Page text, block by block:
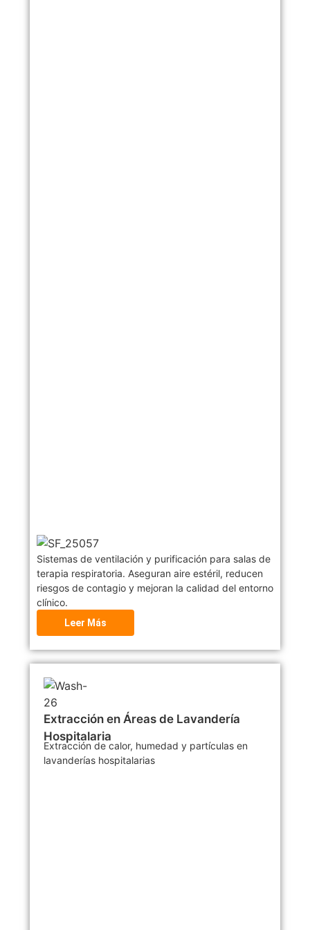
Sistemas de ventilación y purificación para salas de
terapia respiratoria. Aseguran aire estéril, reducen
riesgos de contagio y mejoran la calidad del entorno
clínico.
Leer Más
Extracción en Áreas de Lavandería
Hospitalaria
Extracción de calor, humedad y partículas en
lavanderías hospitalarias